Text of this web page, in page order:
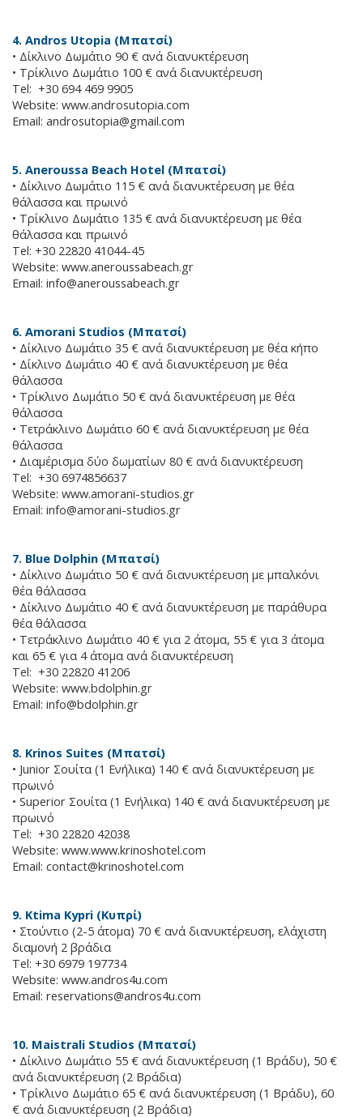
4. Andros Utopia (Μπατσί)
• Δίκλινο Δωμάτιο 90 € ανά διανυκτέρευση
• Τρίκλινο Δωμάτιο 100 € ανά διανυκτέρευση
Tel: +30 694 469 9905
Website: www.androsutopia.com
Email: androsutopia@gmail.com
5. Aneroussa Beach Hotel (Μπατσί)
• Δίκλινο Δωμάτιο 115 € ανά διανυκτέρευση με θέα
θάλασσα και πρωινό
• Τρίκλινο Δωμάτιο 135 € ανά διανυκτέρευση με θέα
θάλασσα και πρωινό
Tel: +30 22820 41044-45
Website: www.aneroussabeach.gr
Email: info@aneroussabeach.gr
6. Amorani Studios (Μπατσί)
• Δίκλινο Δωμάτιο 35 € ανά διανυκτέρευση με θέα κήπο
• Δίκλινο Δωμάτιο 40 € ανά διανυκτέρευση με θέα
θάλασσα
• Τρίκλινο Δωμάτιο 50 € ανά διανυκτέρευση με θέα
θάλασσα
• Τετράκλινο Δωμάτιο 60 € ανά διανυκτέρευση με θέα
θάλασσα
• Διαμέρισμα δύο δωματίων 80 € ανά διανυκτέρευση
Tel: +30 6974856637
Website: www.amorani-studios.gr
Email: info@amorani-studios.gr
7. Blue Dolphin (Μπατσί)
• Δίκλινο Δωμάτιο 50 € ανά διανυκτέρευση με μπαλκόνι
θέα θάλασσα
• Δίκλινο Δωμάτιο 40 € ανά διανυκτέρευση με παράθυρα
θέα θάλασσα
• Τετράκλινο Δωμάτιο 40 € για 2 άτομα, 55 € για 3 άτομα
και 65 € για 4 άτομα ανά διανυκτέρευση
Tel: +30 22820 41206
Website: www.bdolphin.gr
Email: info@bdolphin.gr
8. Krinos Suites (Μπατσί)
• Junior Σουίτα (1 Ενήλικα) 140 € ανά διανυκτέρευση με
πρωινό
• Superior Σουίτα (1 Ενήλικα) 140 € ανά διανυκτέρευση με
πρωινό
Tel: +30 22820 42038
Website: www.www.krinoshotel.com
Email: contact@krinoshotel.com
9. Ktima Kypri (Κυπρί)
• Στούντιο (2-5 άτομα) 70 € ανά διανυκτέρευση, ελάχιστη
διαμονή 2 βράδια
Tel: +30 6979 197734
Website: www.andros4u.com
Email: reservations@andros4u.com
10. Maistrali Studios (Μπατσί)
• Δίκλινο Δωμάτιο 55 € ανά διανυκτέρευση (1 Βράδυ), 50 €
ανά διανυκτέρευση (2 Βράδια)
• Τρίκλινο Δωμάτιο 65 € ανά διανυκτέρευση (1 Βράδυ), 60
€ ανά διανυκτέρευση (2 Βράδια)